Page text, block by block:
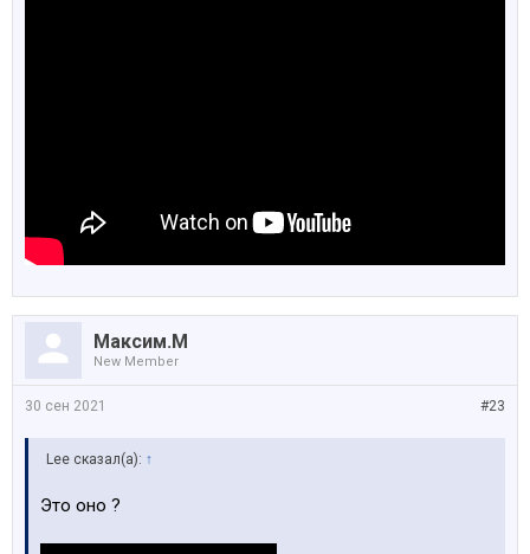
Максим.М
New Member
#23
30 сен 2021
Lee сказал(а): ↑
Это оно ?